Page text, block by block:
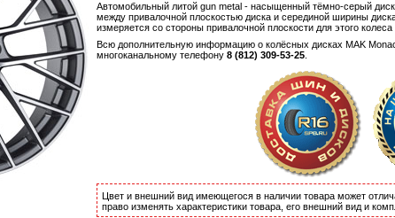
Автомобильный литой gun metal - насыщенный тёмно-серый
между привалочной плоскостью диска и серединой ширины
измеряется со стороны привалочной плоскости для этого колеса
Всю дополнительную информацию о колёсных дисках MAK
многоканальному телефону 8 (812) 309-53-25
Цвет и внешний вид имеющегося в наличии товара может
право изменять характеристики товара, его внешний вид и